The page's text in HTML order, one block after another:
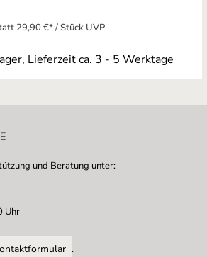
29,90 €* / Stück UVP
Lieferzeit ca. 3 - 5 Werktage
und Beratung unter:
Uhr
.